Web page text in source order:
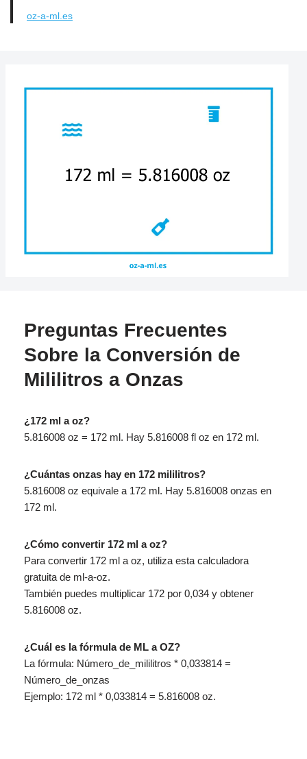
oz-a-ml.es
Preguntas Frecuentes
Sobre la Conversión de
Mililitros a Onzas
¿172 ml a oz?
5.816008 oz = 172 ml. Hay 5.816008 fl oz en 172 ml.
¿Cuántas onzas hay en 172 mililitros?
5.816008 oz equivale a 172 ml. Hay 5.816008 onzas en
172 ml.
¿Cómo convertir 172 ml a oz?
Para convertir 172 ml a oz, utiliza esta calculadora
gratuita de ml-a-oz.
También puedes multiplicar 172 por 0,034 y obtener
5.816008 oz.
¿Cuál es la fórmula de ML a OZ?
La fórmula: Número_de_mililitros * 0,033814 =
Número_de_onzas
Ejemplo: 172 ml * 0,033814 = 5.816008 oz.